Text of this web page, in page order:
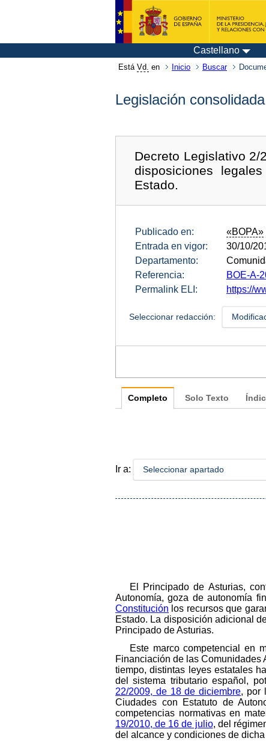
Castellano
Está Vd. en Inicio Buscar
Legislación consolidada
Decreto Legislativo
disposiciones
Estado.
Publicado en: «BOPA»
Entrada en vigor:
30/10/
Departamento:
Referencia:
BOE-A-
Permalink ELI:
https://
Seleccionar redacción:
Completo Solo Texto
Ir a: Seleccionar apartado
El Principado de Asturias,
Autonomía, goza de autonomía
Constitución los recursos que
Estado. La disposición adicional
Principado de Asturias.
Este marco competencial en
Financiación de las Comunidades
tiempo, distintas leyes estatales
del sistema tributario español,
22/2009, de 18 de diciembre, por
Ciudades con Estatuto de
competencias normativas en
19/2010, de 16 de julio, del
del alcance y condiciones de